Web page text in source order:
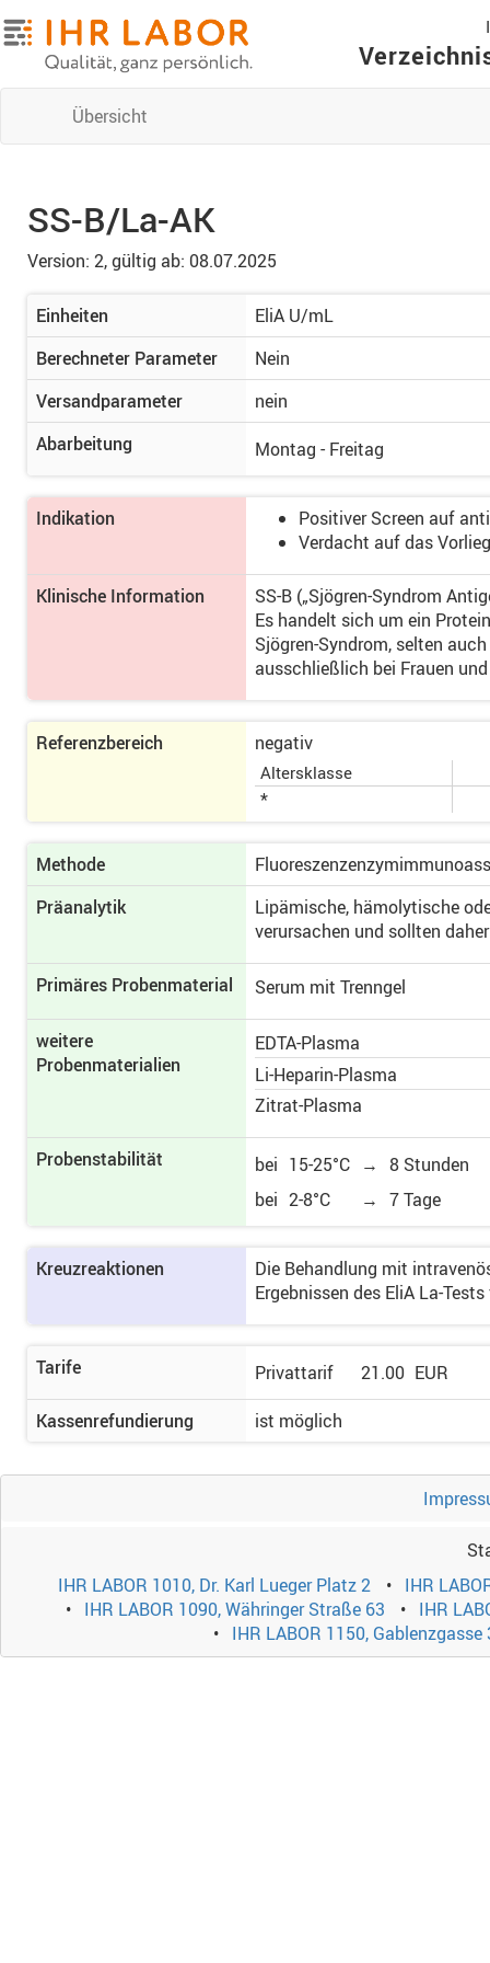
Übersicht
SS-B/La-AK
Version: 2,gültig ab: 08.07.2025
Einheiten
EliA U/mL
Berechneter Parameter
Nein
Versandparameter
nein
Abarbeitung
Montag - Freitag
Indikation
Positiver Screen auf
Verdacht auf das
Klinische Information
SS-B („Sjögren-Syndrom
Es handelt sich um ein
Sjögren-Syndrom, selten
ausschließlich bei Frauen
Referenzbereich negativ
Altersklasse
*
Methode
Präanalytik
Lipämische, hämolytische
verursachen und sollten
Primäres Proben­material Serum mit Trenngel
weitere
Probenmaterialien
EDTA-Plasma
Li-Heparin-Plasma
Zitrat-Plasma
Probenstabilität bei 15-25°C → 8 Stunden
bei 2-8°C → 7 Tage
Kreuzreaktionen
Die Behandlung mit
Ergebnissen des EliA La-
Tarife Privattarif 21.00 EUR
Kassenrefundierung
ist möglich
IHR LABOR 1010, Dr. Karl Lueger Platz 2
IHR
IHR LABOR 1090, Währinger Straße 63
IHR
IHR LABOR 1150, Gablenzgasse